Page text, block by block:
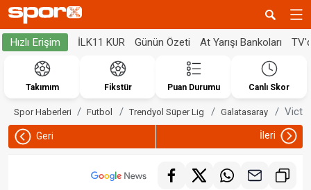
Hızlı Erişim İLK11 KUR Günün Özeti At Yarışı Bankoları
Takımım Fikstür Puan Durumu Canlı Skor
Spor Haberleri Futbol Trendyol Süper Lig Galatasaray
Geri İleri